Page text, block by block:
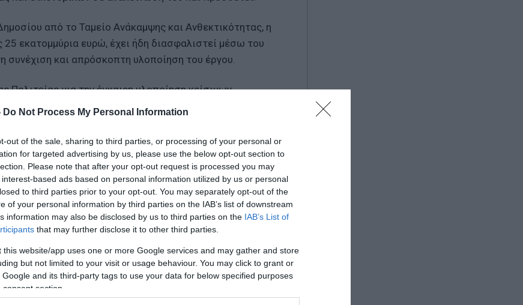
Do Not Process My Personal Information
out of the sale, sharing to third parties, or processing of your personal or
for targeted advertising by us, please use the below opt-out section to
Please note that after your opt-out request is processed you may
based ads based on personal information utilized by us or personal
to third parties prior to your opt-out. You may separately opt-out of the
of your personal information by third parties on the IAB’s list of downstream
information may also be disclosed by us to third parties on the IAB’s List of
that may further disclose it to other third parties.
this website/app uses one or more Google services and may gather and store
but not limited to your visit or usage behaviour. You may click to grant or
and its third-party tags to use your data for below specified purposes
section.
από το Ταμείο Ανάκαμψης και Ανθεκτικότητας, η
εκατομμύρια ευρώ, έχει ήδη διασφαλιστεί μέσω του
συνέχιση και απρόσκοπτη υλοποίηση του έργου.
Πολιτείας για την έγκαιρη υλοποίηση κρίσιμων
στην περιφερειακή ανάπτυξη και στη βελτίωση της
Αναπληρωτής Υπουργός Εθνικής Οικονομίας και
κοινωνικού και διοικητικού κέντρου, το οποίο θα
στην αστική και κοινωνική αναβάθμιση της ευρύτερης
της πόλης με τον αστικό ιστό.
της Περιφέρειας και του Δήμου, πολιτιστικές
πρόνοιας.
Ισραήλ-Ιράν